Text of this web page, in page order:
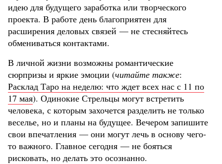
идею для будущего заработка или творческого
проекта. В работе день благоприятен для
расширения деловых связей — не стесняйтесь
обмениваться контактами.
В личной жизни возможны романтические
сюрпризы и яркие эмоции (читайте также:
Расклад Таро на неделю: что ждет всех нас с 11 по
17 мая). Одинокие Стрельцы могут встретить
человека, с которым захочется разделить не только
веселье, но и планы на будущее. Вечером запишите
свои впечатления — они могут лечь в основу чего-
то важного. Главное сегодня — не бояться
рисковать, но делать это осознанно.